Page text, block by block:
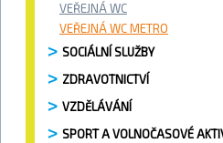
VEŘEJNÁ WC
VEŘEJNÁ WC METRO
SOCIÁLNÍ SLUŽBY
ZDRAVOTNICTVÍ
VZDĚLÁVÁNÍ
SPORT A VOLNOČASOVÉ